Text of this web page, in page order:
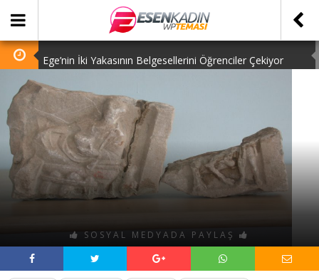
Ege’nin İki Yakasının Belgesellerini Öğrenciler Çekiyor
Galatasaray Transfer Sezonunu Kapattı
Et ve Süt Fiyatları Cep Yakmaya Devam Ediyor
Sosyal Medyanın Yeni Çılgınlığına Hoşgeldiniz
Fransa’da Sol, Gazze İçin Sokağa İniyor
SOSYAL MEDYADA PAYLAŞ